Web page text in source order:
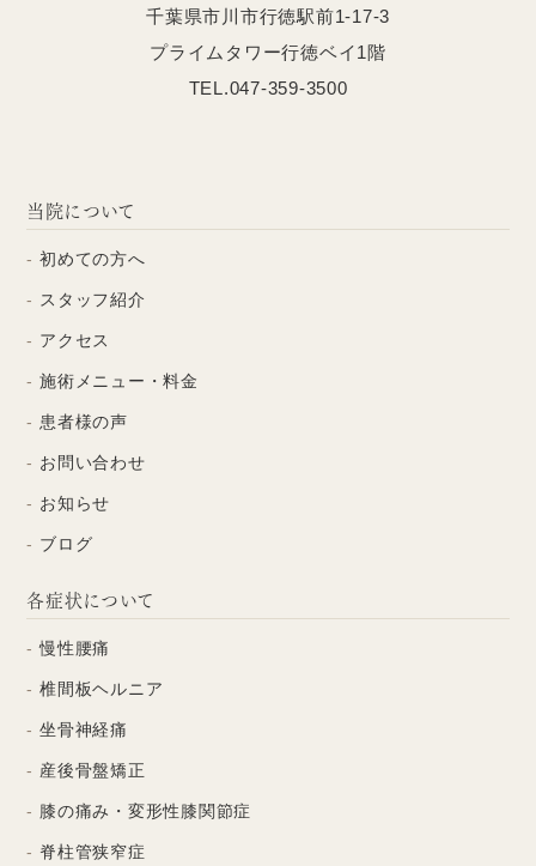
千葉県市川市行徳駅前1-17-3
プライムタワー行徳ベイ1階
TEL.047-359-3500
当院について
初めての方へ
スタッフ紹介
アクセス
施術メニュー・料金
患者様の声
お問い合わせ
お知らせ
ブログ
各症状について
慢性腰痛
椎間板ヘルニア
坐骨神経痛
産後骨盤矯正
膝の痛み・変形性膝関節症
脊柱管狭窄症